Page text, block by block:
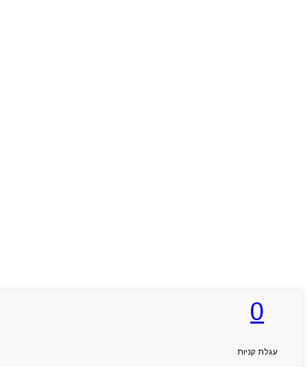
0
עגלת קניות
Products
search